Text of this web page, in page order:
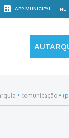
APP MUNICIPAL
• comunicação•